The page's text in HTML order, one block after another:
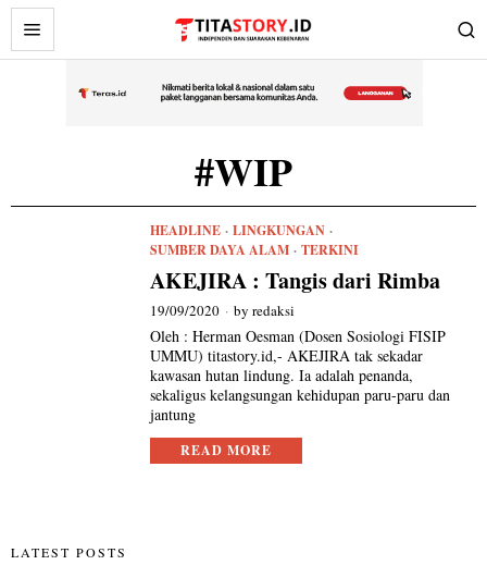
#WIP
HEADLINE · LINGKUNGAN ·
SUMBER DAYA ALAM · TERKINI
AKEJIRA : Tangis dari Rimba
19/09/2020 byredaksi
Oleh : Herman Oesman (Dosen Sosiologi FISIP
UMMU) titastory.id,- AKEJIRA tak sekadar
kawasan hutan lindung. Ia adalah penanda,
sekaligus kelangsungan kehidupan paru-paru dan
jantung
READ MORE
LATEST POSTS